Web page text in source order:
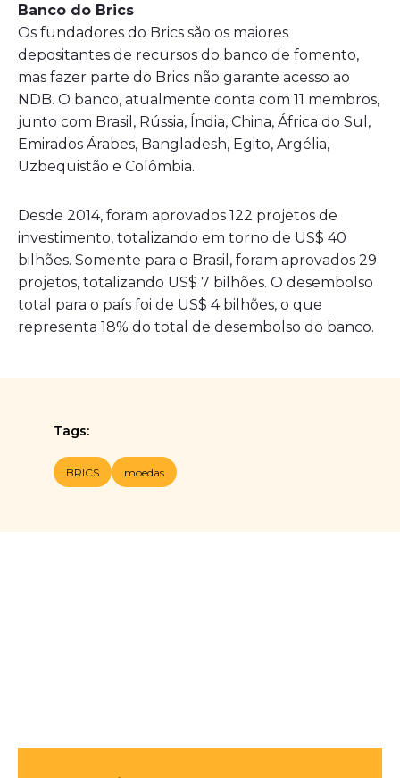
Banco do Brics
Os fundadores do Brics são os maiores
depositantes de recursos do banco de fomento,
mas fazer parte do Brics não garante acesso ao
NDB. O banco, atualmente conta com 11 membros,
junto com Brasil, Rússia, Índia, China, África do Sul,
Emirados Árabes, Bangladesh, Egito, Argélia,
Uzbequistão e Colômbia.
Desde 2014, foram aprovados 122 projetos de
investimento, totalizando em torno de US$ 40
bilhões. Somente para o Brasil, foram aprovados 29
projetos, totalizando US$ 7 bilhões. O desembolso
total para o país foi de US$ 4 bilhões, o que
representa 18% do total de desembolso do banco.
Tags:
BRICS moedas